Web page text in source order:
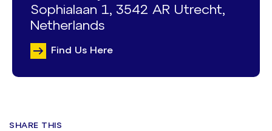
Sophialaan 1, 3542 AR Utrecht,
Netherlands
Find Us Here
SHARE THIS